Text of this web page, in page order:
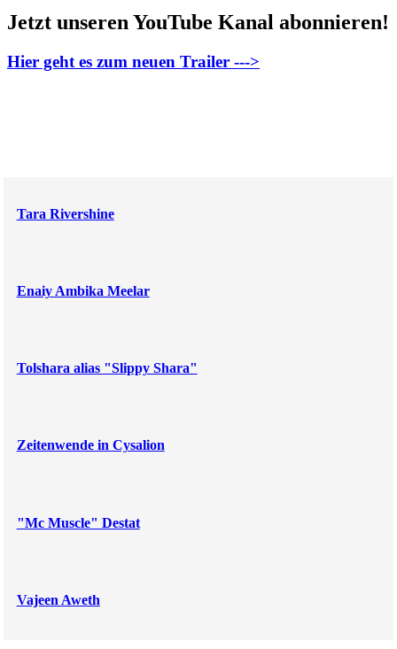
Jetzt unseren YouTube Kanal abonnieren!
Hier geht es zum neuen Trailer --->
Tara Rivershine
Enaiy Ambika Meelar
Tolshara alias "Slippy Shara"
Zeitenwende in Cysalion
"Mc Muscle" Destat
Vajeen Aweth